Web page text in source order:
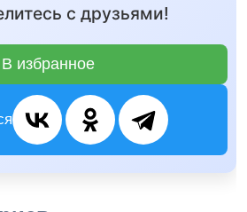
с друзьями!
В избранное